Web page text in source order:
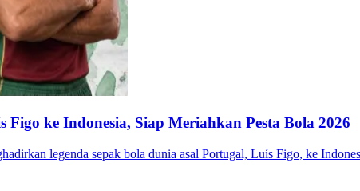
ke Indonesia, Siap Meriahkan Pesta Bola 2026
legenda sepak bola dunia asal Portugal, Luís Figo, ke